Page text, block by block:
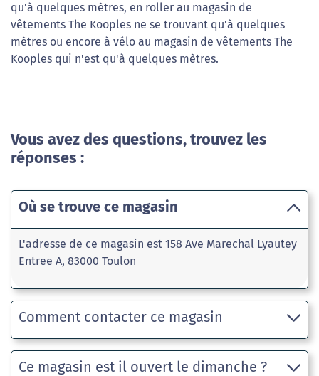
qu'à quelques mètres, en roller au magasin de
vêtements The Kooples ne se trouvant qu'à quelques
mètres ou encore à vélo au magasin de vêtements The
Kooples qui n'est qu'à quelques mètres.
Vous avez des questions, trouvez les
réponses :
Où se trouve ce magasin
L'adresse de ce magasin est 158 Ave Marechal Lyautey
Entree A, 83000 Toulon
Comment contacter ce magasin
Ce magasin est il ouvert le dimanche ?